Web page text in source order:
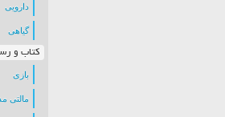
دارویی
گیاهی
کتاب و
بازی
مالتی